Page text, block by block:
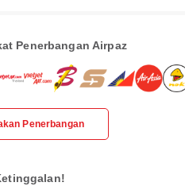
Penerbangan Airpaz
Penerbangan